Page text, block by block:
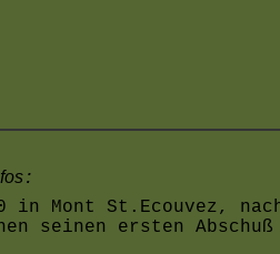
:
in Mont St.Ecouvez,
seinen ersten